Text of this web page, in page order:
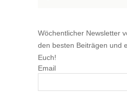
Wöchentlicher Newsletter
den besten Beiträgen und
Euch!
Email